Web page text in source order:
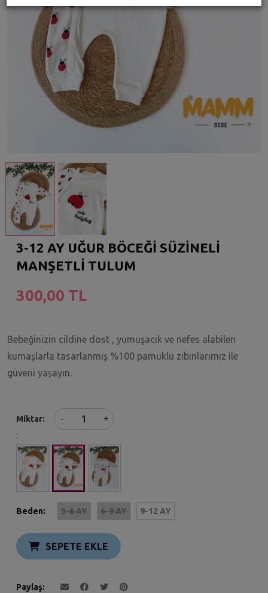
3-12 AY UĞUR BÖCEĞİ SÜZİNELİ
MANŞETLİ TULUM
300,00 TL
Bebeğinizin cildine dost , yumuşacık ve nefes alabilen
kumaşlarla tasarlanmış %100 pamuklu zıbınlarımız ile
güveni yaşayın.
Miktar -
+
:
Beden: 3-6 AY 6-9 AY 9-12 AY
SEPETE EKLE
Paylaş